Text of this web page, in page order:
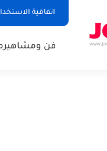
اتفاقية
فن ومشاهير